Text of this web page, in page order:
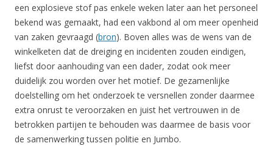
een explosieve stof pas enkele weken later aan het personeel
bekend was gemaakt, had een vakbond al om meer openheid
van zaken gevraagd (bron). Boven alles was de wens van de
winkelketen dat de dreiging en incidenten zouden eindigen,
liefst door aanhouding van een dader, zodat ook meer
duidelijk zou worden over het motief. De gezamenlijke
doelstelling om het onderzoek te versnellen zonder daarmee
extra onrust te veroorzaken en juist het vertrouwen in de
betrokken partijen te behouden was daarmee de basis voor
de samenwerking tussen politie en Jumbo.